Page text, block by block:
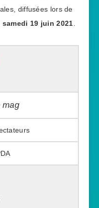
diffusées lors de
samedi 19 juin 2021
mag